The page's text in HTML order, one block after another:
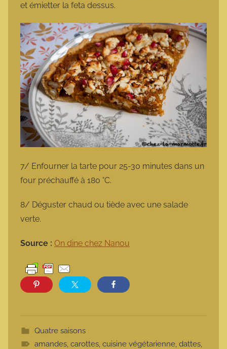
et émietter la feta dessus.
7/ Enfourner la tarte pour 25-30 minutes dans un
four préchauffé à 180 °C.
8/ Déguster chaud ou tiède avec une salade
verte.
Source : On dine chez Nanou
Quatre saisons
amandes, carottes, cuisine végétarienne, dattes,